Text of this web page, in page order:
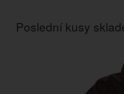
Poslední kusy